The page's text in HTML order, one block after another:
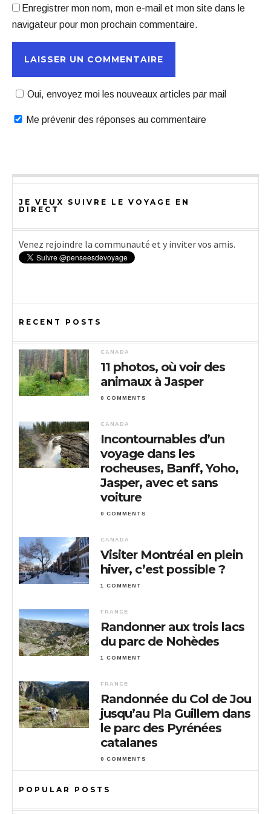
Enregistrer mon nom, mon e-mail et mon site dans le
navigateur pour mon prochain commentaire.
Oui, envoyez moi les nouveaux articles par mail
Me prévenir des réponses au commentaire
JE VEUX SUIVRE LE VOYAGE EN
DIRECT
Venez rejoindre la communauté et y inviter vos amis.
RECENT POSTS
CANADA
11 photos, où voir des
animaux à Jasper
0 COMMENTS
CANADA
Incontournables d’un
voyage dans les
rocheuses, Banff, Yoho,
Jasper, avec et sans
voiture
0 COMMENTS
CANADA
Visiter Montréal en plein
hiver, c’est possible ?
1 COMMENT
FRANCE
Randonner aux trois lacs
du parc de Nohèdes
1 COMMENT
FRANCE
Randonnée du Col de Jou
jusqu’au Pla Guillem dans
le parc des Pyrénées
catalanes
0 COMMENTS
POPULAR POSTS